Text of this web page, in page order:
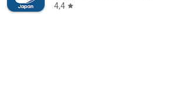
4,4 star